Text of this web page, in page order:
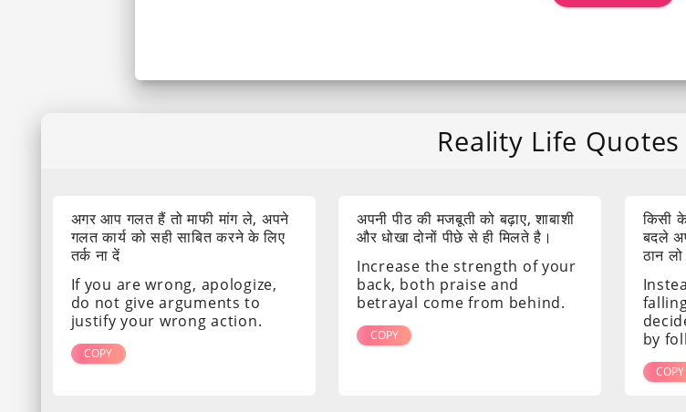
Reality Life
अगर आप गलत हैं तो माफी मांग ले, अपने
गलत कार्य को सही साबित करने के लिए
तर्क ना दें
If you are wrong, apologize,
do not give arguments to
justify your wrong action.
COPY
अपनी पीठ की मजबूती को बढ़ाए, शाबाशी
और धोखा दोनों पीछे से ही मिलते है।
Increase the strength of your
back, both praise and
betrayal come from behind.
COPY
किसी
बदले
ठान
by
COPY